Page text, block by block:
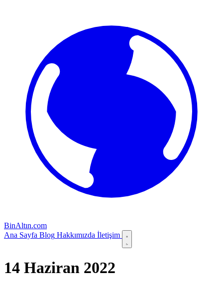
BinAltın.com
Ana Sayfa Blog Hakkımızda İletişim
14 Haziran 2022